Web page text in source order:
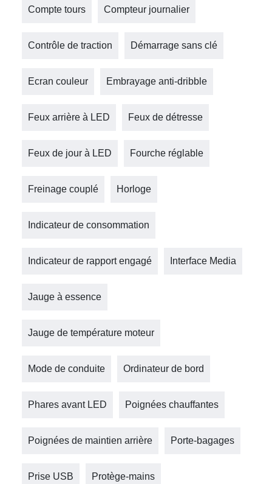
Compte tours Compteur journalier
Contrôle de traction Démarrage sans clé
Ecran couleur Embrayage anti-dribble
Feux arrière à LED Feux de détresse
Feux de jour à LED Fourche réglable
Freinage couplé Horloge
Indicateur de consommation
Indicateur de rapport engagé Interface Media
Jauge à essence
Jauge de température moteur
Mode de conduite Ordinateur de bord
Phares avant LED Poignées chauffantes
Poignées de maintien arrière Porte-bagages
Prise USB Protège-mains